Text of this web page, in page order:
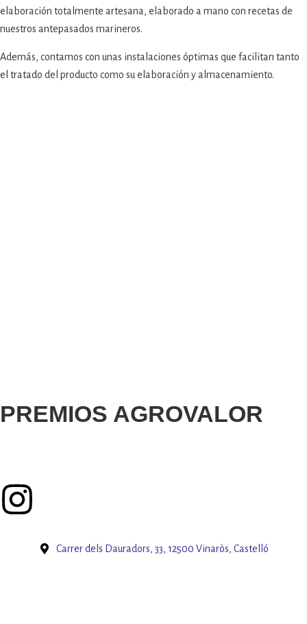
elaboración totalmente artesana, elaborado a mano con recetas de
nuestros antepasados marineros.
Además, contamos con unas instalaciones óptimas que facilitan tanto
el tratado del producto como su elaboración y almacenamiento.
PREMIOS AGROVALOR
Carrer dels Dauradors, 33, 12500 Vinaròs, Castelló